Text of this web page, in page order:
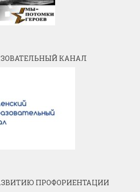
КАНАЛ
ПРОФОРИЕНТАЦИИ